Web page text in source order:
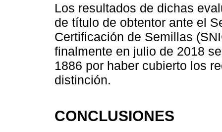
Los resultados de dichas
de título de obtentor ante el
Certificación de Semillas
finalmente en julio de 2018
1886 por haber cubierto los
distinción.
CONCLUSIONES